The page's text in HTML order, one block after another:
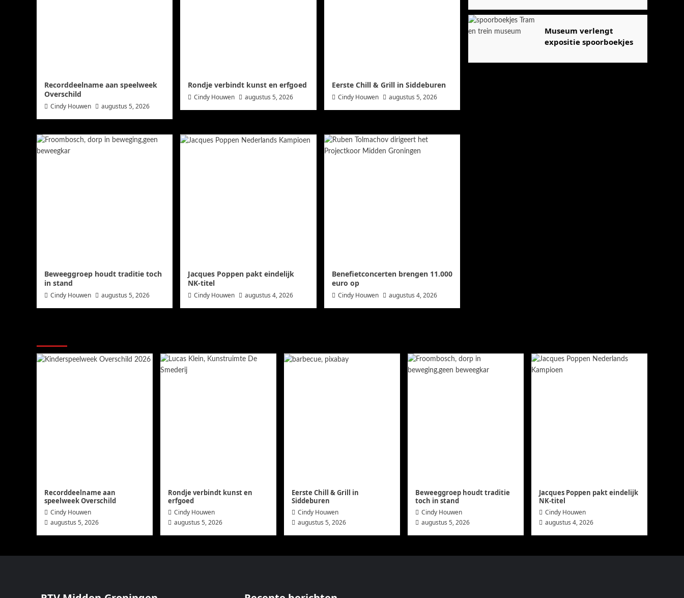
Recorddeelname aan speelweek
Overschild
Cindy Houwen augustus 5, 2026
Rondje verbindt kunst en erfgoed
Cindy Houwen augustus 5, 2026
Eerste Chill & Grill in Siddeburen
Cindy Houwen augustus 5, 2026
Beweeggroep houdt traditie toch
in stand
Cindy Houwen augustus 5, 2026
Jacques Poppen pakt eindelijk
NK-titel
Cindy Houwen augustus 4, 2026
Benefietconcerten brengen 11.000
euro op
Cindy Houwen augustus 4, 2026
Museum verlengt
expositie spoorboekjes
Recorddeelname aan
speelweek Overschild
Cindy Houwen
augustus 5, 2026
Rondje verbindt kunst en
erfgoed
Cindy Houwen
augustus 5, 2026
Eerste Chill & Grill in
Siddeburen
Cindy Houwen
augustus 5, 2026
Beweeggroep houdt traditie
toch in stand
Cindy Houwen
augustus 5, 2026
Jacques Poppen pakt eindelijk
NK-titel
Cindy Houwen
augustus 4, 2026